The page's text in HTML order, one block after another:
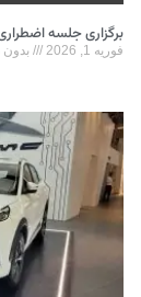
برگزاری جلسه
فوریه 1, 2026 بدون